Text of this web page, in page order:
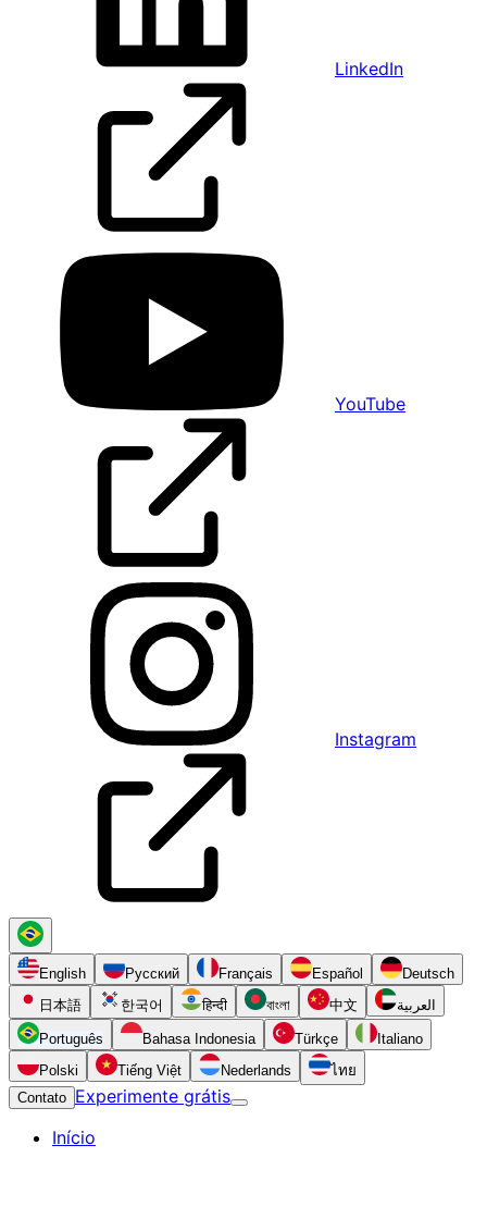
LinkedIn
YouTube
Instagram
English Русский Français Español
Deutsch
日本語
한국어 हिन्दी বাংলা 中文 العربية
Português Bahasa Indonesia Türkçe
Italiano
Polski
Tiếng Việt Nederlands
ไทย
Contato Experimente grátis
Início